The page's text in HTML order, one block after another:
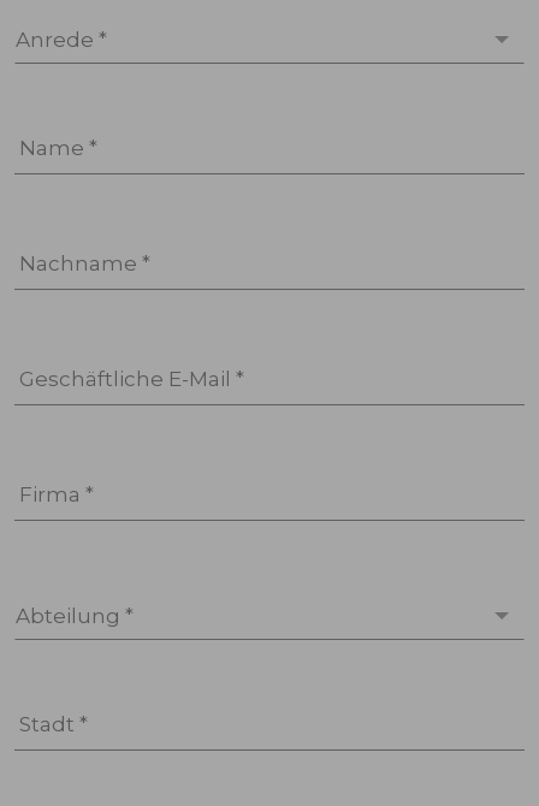
Anrede *
Name *
Nachname *
Geschäftliche E-Mail *
Firma *
Abteilung *
Stadt *